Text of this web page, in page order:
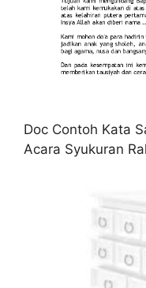
Doc Contoh Kata
Acara Syukuran